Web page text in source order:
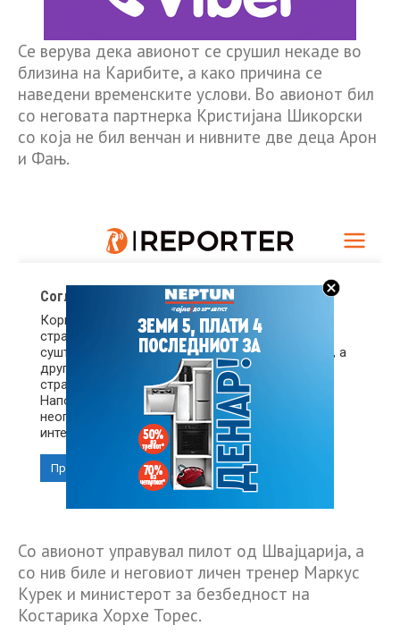
Се верува дека авионот се срушил некаде во
близина на Карибите, а како причина се
наведени временските услови. Во авионот бил
со неговата партнерка Кристијана Шикорски
со која не бил венчан и нивните две деца Арон
и Фањ.
Со авионот управувал пилот од Швајцарија, а
со нив биле и неговиот личен тренер Маркус
Курек и министерот за безбедност на
Костарика Хорхе Торес.